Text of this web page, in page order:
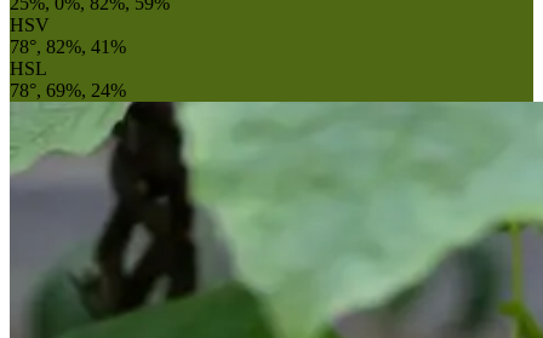
HSV
78°, 82%, 41%
HSL
78°, 69%, 24%